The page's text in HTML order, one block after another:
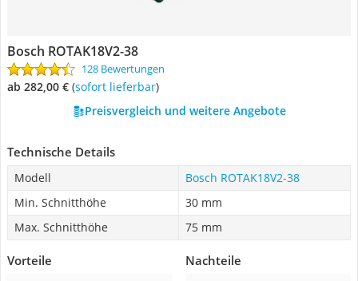
Bosch ROTAK18V2-38
128 Bewertungen
ab 282,00 € ( Sofort lieferbar)
Preisvergleich und weitere Angebote
Technische Details
Modell
Bosch ROTAK18V2-38
Min. Schnitthöhe
30 mm
Max. Schnitthöhe
75 mm
Vorteile Nachteile